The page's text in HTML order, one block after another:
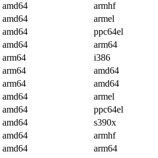
amd64
armhf
amd64
armel
amd64
ppc64el
amd64
arm64
arm64
i386
arm64
amd64
arm64
amd64
amd64
armel
amd64
ppc64el
amd64
s390x
amd64
armhf
amd64
arm64